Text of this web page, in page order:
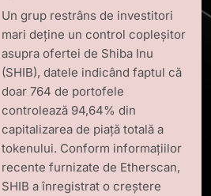
Un grup restrâns de investitori
mari deține un control copleșitor
asupra ofertei de Shiba Inu
(SHIB), datele indicând faptul că
doar 764 de portofele
controlează 94,64% din
capitalizarea de piață totală a
tokenului. Conform informațiilor
recente furnizate de Etherscan,
SHIB a înregistrat o creștere